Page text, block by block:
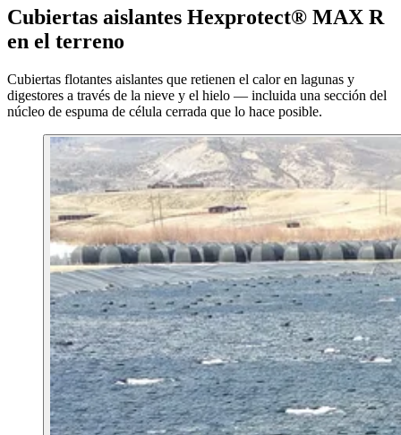
Cubiertas aislantes Hexprotect® MAX R
en el terreno
Cubiertas flotantes aislantes que retienen el calor en lagunas y
digestores a través de la nieve y el hielo — incluida una sección del
núcleo de espuma de célula cerrada que lo hace posible.